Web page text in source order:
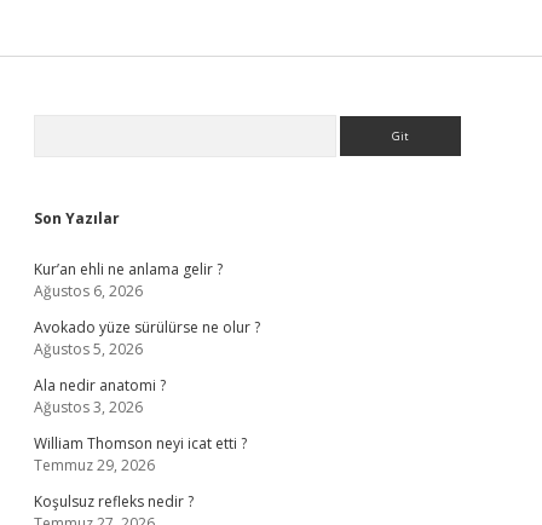
Son Yazılar
Kur’an ehli ne anlama gelir ?
Ağustos 6, 2026
Avokado yüze sürülürse ne olur ?
Ağustos 5, 2026
Ala nedir anatomi ?
Ağustos 3, 2026
William Thomson neyi icat etti ?
Temmuz 29, 2026
Koşulsuz refleks nedir ?